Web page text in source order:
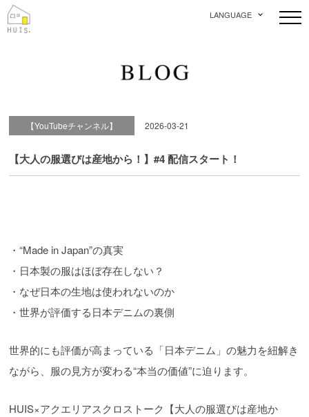
LANGUAGE
【YouTubeチャンネル】 2026-03-21
【大人の服選びは産地から！】#4 配信スタート！
・“Made in Japan”の真実
・日本製の服はほぼ存在しない？
・なぜ日本の生地は使われないのか
・世界が評価する日本デニムの裏側
世界的にも評価が高まっている「日本デニム」の魅力を紐解き
ながら、服の見方が変わる“本当の価値”に迫ります。
HUIS×アクエリアスクロストーク【大人の服選びは産地か